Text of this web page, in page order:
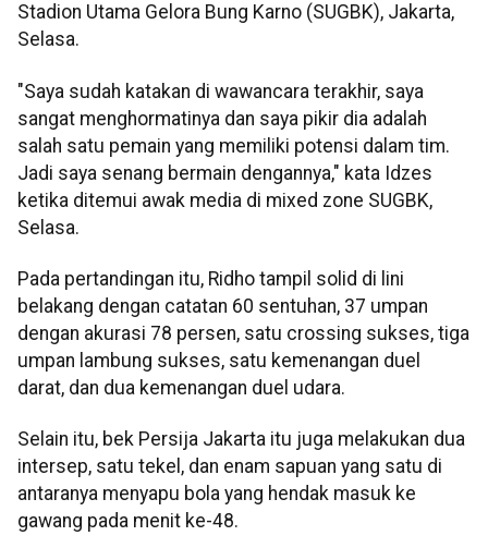
Stadion Utama Gelora Bung Karno (SUGBK), Jakarta,
Selasa.
"Saya sudah katakan di wawancara terakhir, saya
sangat menghormatinya dan saya pikir dia adalah
salah satu pemain yang memiliki potensi dalam tim.
Jadi saya senang bermain dengannya," kata Idzes
ketika ditemui awak media di mixed zone SUGBK,
Selasa.
Pada pertandingan itu, Ridho tampil solid di lini
belakang dengan catatan 60 sentuhan, 37 umpan
dengan akurasi 78 persen, satu crossing sukses, tiga
umpan lambung sukses, satu kemenangan duel
darat, dan dua kemenangan duel udara.
Selain itu, bek Persija Jakarta itu juga melakukan dua
intersep, satu tekel, dan enam sapuan yang satu di
antaranya menyapu bola yang hendak masuk ke
gawang pada menit ke-48.